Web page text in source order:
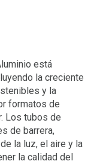
está
la creciente
y la
formatos de
Los tubos de
de barrera,
la luz, el aire y la
la calidad del